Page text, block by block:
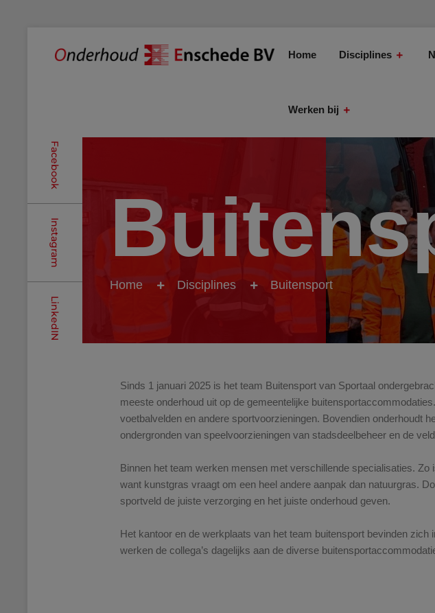
Home Disciplines
Werken bij
Facebook
Instagram
LinkedIN
Home Disciplines Buitensport
Sinds 1 januari 2025 is het team Buitensport van Sportaal
meeste onderhoud uit op de gemeentelijke
voetbalvelden en andere sportvoorzieningen. Bovendien onderhoudt
ondergronden van speelvoorzieningen van stadsdeelbeheer en de
Binnen het team werken mensen met verschillende specialisaties.
want kunstgras vraagt om een heel andere aanpak dan natuurgras.
sportveld de juiste verzorging en het juiste onderhoud geven.
Het kantoor en de werkplaats van het team buitensport bevinden zich
werken de collega’s dagelijks aan de diverse